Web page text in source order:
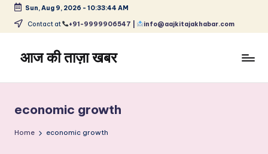
Skip
content
Sun, Aug 9, 2026 - 10:33:44 AM
Contact at +91-9999906547 | info@aajkitajakhabar.com
आज की ताज़ा खबर
समाचार
–
economic growth
Home economic growth